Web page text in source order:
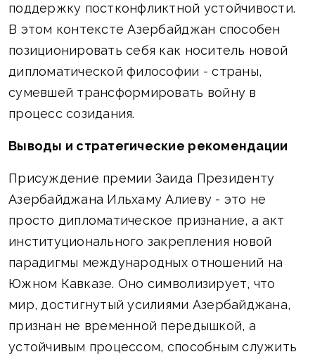
поддержку постконфликтной устойчивости.
В этом контексте Азербайджан способен
позиционировать себя как носитель новой
дипломатической философии - страны,
сумевшей трансформировать войну в
процесс созидания.
Выводы и стратегические рекомендации
Присуждение премии Заида Президенту
Азербайджана Ильхаму Алиеву - это не
просто дипломатическое признание, а акт
институционального закрепления новой
парадигмы международных отношений на
Южном Кавказе. Оно символизирует, что
мир, достигнутый усилиями Азербайджана,
признан не временной передышкой, а
устойчивым процессом, способным служить